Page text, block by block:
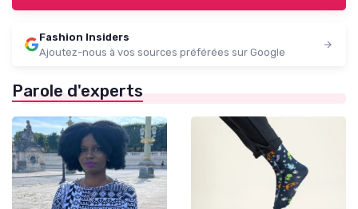
Fashion Insiders
Ajoutez-nous à vos sources préférées sur Google
Parole d'experts